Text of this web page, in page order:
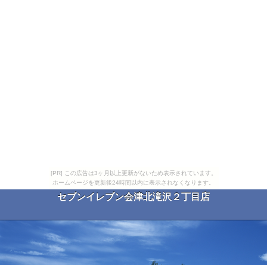
[PR] この広告は3ヶ月以上更新がないため表示されています。
ホームページを更新後24時間以内に表示されなくなります。
セブンイレブン会津北滝沢２丁目店